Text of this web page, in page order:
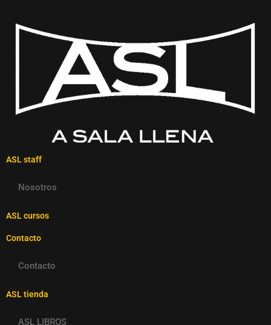
ASL staff
Nosotros
ASL cursos
Contacto
Contacto
ASL tienda
ASL LIBROS